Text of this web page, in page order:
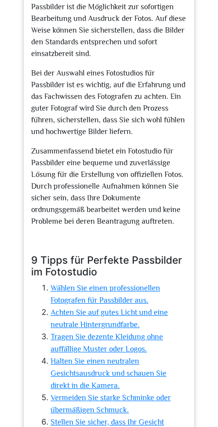
Passbilder ist die Möglichkeit zur sofortigen
Bearbeitung und Ausdruck der Fotos. Auf diese
Weise können Sie sicherstellen, dass die Bilder
den Standards entsprechen und sofort
einsatzbereit sind.
Bei der Auswahl eines Fotostudios für
Passbilder ist es wichtig, auf die Erfahrung und
das Fachwissen des Fotografen zu achten. Ein
guter Fotograf wird Sie durch den Prozess
führen, sicherstellen, dass Sie sich wohl fühlen
und hochwertige Bilder liefern.
Zusammenfassend bietet ein Fotostudio für
Passbilder eine bequeme und zuverlässige
Lösung für die Erstellung von offiziellen Fotos.
Durch professionelle Aufnahmen können Sie
sicher sein, dass Ihre Dokumente
ordnungsgemäß bearbeitet werden und keine
Probleme bei deren Beantragung auftreten.
9 Tipps für Perfekte Passbilder
im Fotostudio
Wählen Sie einen professionellen
Fotografen für Passbilder aus.
Achten Sie auf gutes Licht und eine
neutrale Hintergrundfarbe.
Tragen Sie dezente Kleidung ohne
auffällige Muster oder Logos.
Halten Sie einen neutralen
Gesichtsausdruck und schauen Sie
direkt in die Kamera.
Vermeiden Sie starke Schminke oder
übermäßigen Schmuck.
Stellen Sie sicher, dass Ihr Gesicht